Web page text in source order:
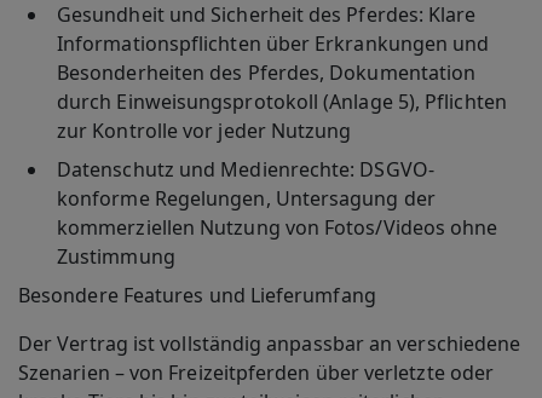
Gesundheit und Sicherheit des Pferdes: Klare
Informationspflichten über Erkrankungen und
Besonderheiten des Pferdes, Dokumentation
durch Einweisungsprotokoll (Anlage 5), Pflichten
zur Kontrolle vor jeder Nutzung
Datenschutz und Medienrechte: DSGVO-
konforme Regelungen, Untersagung der
kommerziellen Nutzung von Fotos/Videos ohne
Zustimmung
Besondere Features und Lieferumfang
Der Vertrag ist vollständig anpassbar an verschiedene
Szenarien – von Freizeitpferden über verletzte oder